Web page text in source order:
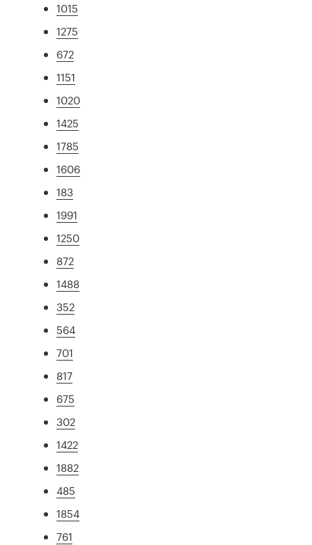
1015
1275
672
1151
1020
1425
1785
1606
183
1991
1250
872
1488
352
564
701
817
675
302
1422
1882
485
1854
761